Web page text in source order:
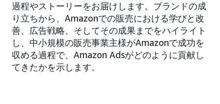
過程やストーリーをお届けします。ブランドの成
り立ちから、Amazonでの販売における学びと改
善、広告戦略、そしてその成果までをハイライト
し、中小規模の販売事業主様がAmazonで成功を
収める過程で、Amazon Adsがどのように貢献し
てきたかを示します。